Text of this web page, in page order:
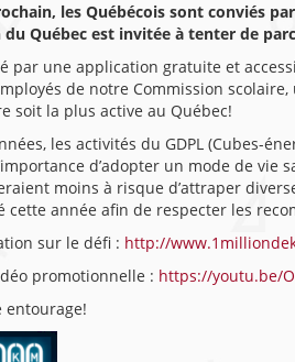
les Québécois sont conviés
Québec est invitée à tenter de
par une application gratuite et
de notre Commission
soit la plus active au Québec!
les activités du GDPL (Cubes-
d’adopter un mode de vie
moins à risque d’attraper
cette année afin de respecter les
sur le défi : http://
promotionnelle : https://youtu.be/
entourage!